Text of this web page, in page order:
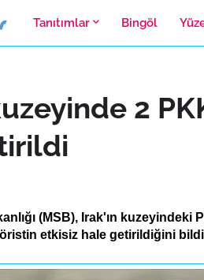
Tanıtımlar Bingöl
2
(MSB), Irak'ın
etkisiz hale getirildiğini